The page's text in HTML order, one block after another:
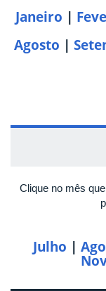
Janeiro |
Agosto |
Clique no mês
Julho |